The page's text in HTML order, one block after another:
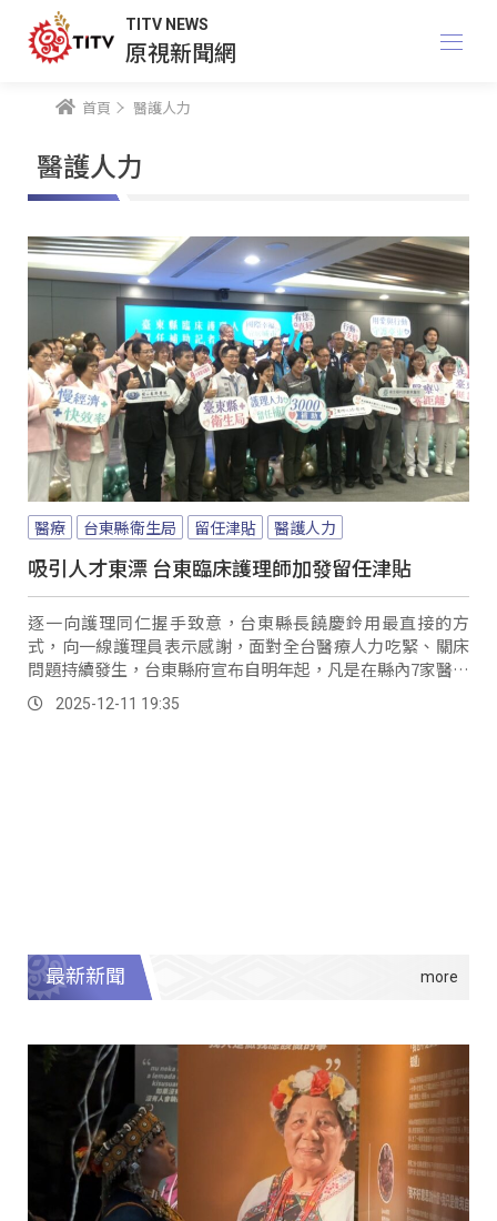
TITV NEWS
原視新聞網
首頁 醫護人力
醫護人力
醫療 台東縣衛生局 留任津貼 醫護人力
吸引人才東漂 台東臨床護理師加發留任津貼
逐一向護理同仁握手致意，台東縣長饒慶鈴用最直接的方
式，向一線護理員表示感謝，面對全台醫療人力吃緊、關床
問題持續發生，台東縣府宣布自明年起，凡是在縣內7家醫院
任職的臨床護理人員，每個月加發3,000元留任津貼，希望能
留住人力、吸引人才東漂。
2025-12-11 19:35
最新新聞